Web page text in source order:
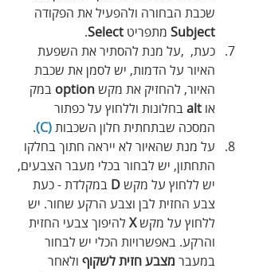
שכבת הבחורה ולהפעיל את הפקודה
Subject מתפריט Select
.
‬האיור‭ ‬על‭ ‬הדמות‭,‬ יש לסמן את שכבת
האיור, להחזיק את מקש option במק
או alt בחלונות וללחוץ על כפתור
המסכה שבתחתית חלון השכבות (C)
.
על מנת שהאיור לא ייראה חתוך בחלקו
התחתון, יש לבחור בכלי מעבר הצבעים,
יש ללחוץ על מקש D במקלדת - כעת
צבע החזית לבן וצבע הרקע שחור. יש
ללחוץ על מקש X להיפוך צבעי החזית
והרקע. באפשרויות הכלי יש לבחור
במעבר מצבע חזית לשקוף ולאחר